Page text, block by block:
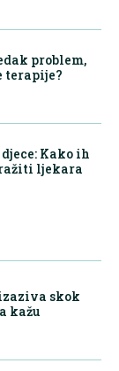
problem,
terapije?
Kako ih
ljekara
skok
kažu